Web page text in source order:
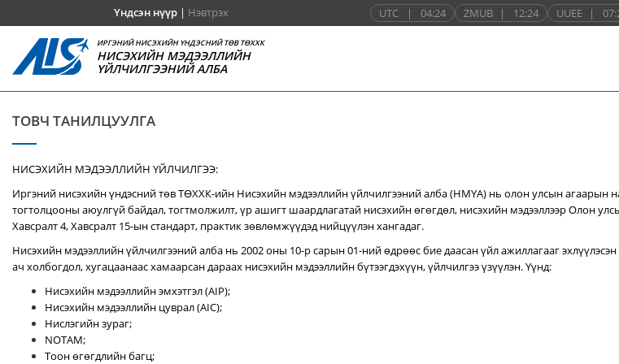
Үндсэн нүүр| Нэвтрэх UTC | 04:24 ZMUB | 12:24 UUEE |
ИРГЭНИЙ НИСЭХИЙН ҮНДЭСНИЙ ТӨВ ТӨХХК
НИСЭХИЙН МЭДЭЭЛЛИЙН
ҮЙЛЧИЛГЭЭНИЙ АЛБА
ТОВЧ ТАНИЛЦУУЛГА
НИСЭХИЙН МЭДЭЭЛЛИЙН ҮЙЛЧИЛГЭЭ:
Иргэний нисэхийн үндэсний төв ТӨХХК-ийн Нисэхийн мэдээллийн үйлчилгээний алба (НМҮА) нь олон улсын агаарын
тогтолцооны аюулгүй байдал, тогтмолжилт, үр ашигт шаардлагатай нисэхийн өгөгдөл, нисэхийн мэдээллээр Олон
Хавсралт 4, Хавсралт 15-ын стандарт, практик зөвлөмжүүдэд нийцүүлэн хангадаг.
Нисэхийн мэдээллийн үйлчилгээний алба нь 2002 оны 10-р сарын 01-ний өдрөөс бие даасан үйл ажиллагааг
ач холбогдол, хугацаанаас хамаарсан дараах нисэхийн мэдээллийн бүтээгдэхүүн, үйлчилгээ үзүүлэн. Үүнд:
Нисэхийн мэдээллийн эмхэтгэл (AIP);
Нисэхийн мэдээллийн цуврал (AIC);
Нислэгийн зураг;
NOTAM;
Тоон өгөгдлийн багц;